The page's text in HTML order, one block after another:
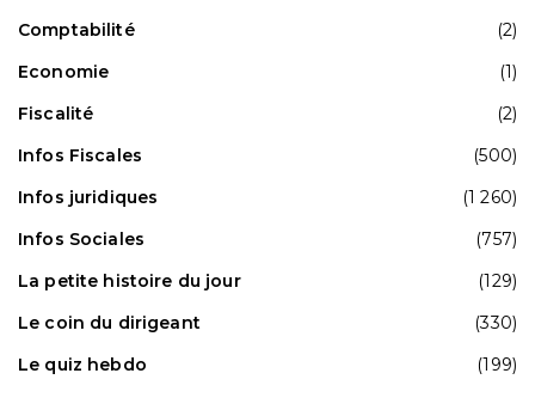
Comptabilité
(2)
Economie
(1)
Fiscalité
(2)
Infos Fiscales
(500)
Infos juridiques
(1 260)
Infos Sociales
(757)
La petite histoire du jour
(129)
Le coin du dirigeant
(330)
Le quiz hebdo
(199)